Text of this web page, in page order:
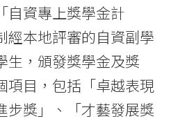
自資專上獎學金計
經本地評審的自資副學
生，頒發獎學金及獎
項目，包括「卓越表現
步獎」、「才藝發展獎